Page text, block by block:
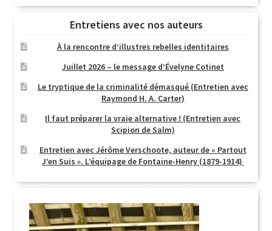
Entretiens avec nos auteurs
À la rencontre d’illustres rebelles identitaires
Juillet 2026 – le message d’Évelyne Cotinet
Le tryptique de la criminalité démasqué (Entretien avec
Raymond H. A. Carter)
Il faut préparer la vraie alternative ! (Entretien avec
Scipion de Salm)
Entretien avec Jérôme Verschoote, auteur de « Partout
J’en Suis ». L’équipage de Fontaine-Henry (1879-1914)